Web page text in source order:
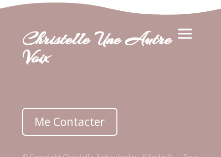
Christelle Une Autre
Voix
Me Contacter